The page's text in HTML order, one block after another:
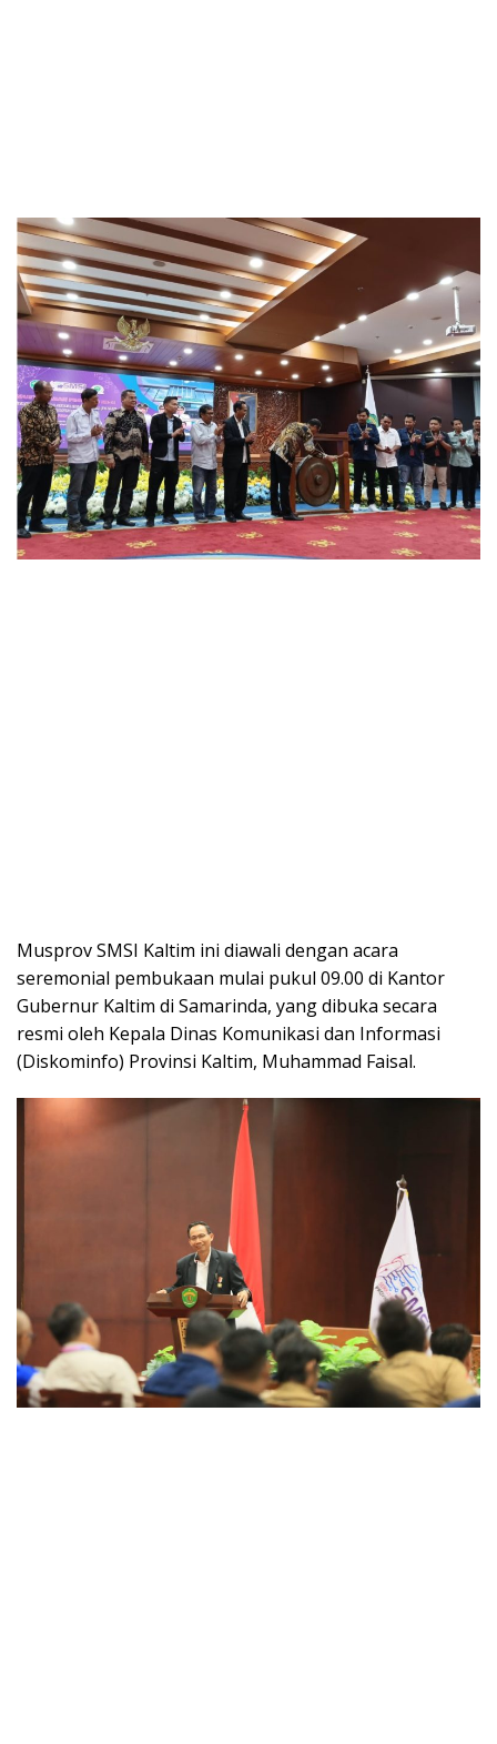
Musprov SMSI Kaltim ini diawali dengan acara
seremonial pembukaan mulai pukul 09.00 di Kantor
Gubernur Kaltim di Samarinda, yang dibuka secara
resmi oleh Kepala Dinas Komunikasi dan Informasi
(Diskominfo) Provinsi Kaltim, Muhammad Faisal.